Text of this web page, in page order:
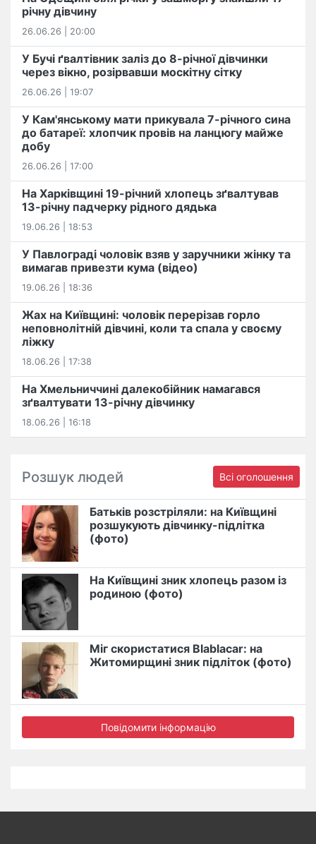
річну дівчину
26.06.26 | 20:00
У Бучі ґвалтівник заліз до 8-річної дівчинки
через вікно, розірвавши москітну сітку
26.06.26 | 19:07
У Кам'янському мати прикувала 7-річного сина
до батареї: хлопчик провів на ланцюгу майже
добу
26.06.26 | 17:00
На Харківщині 19-річний хлопець​ ️зґвалтував
13-річну падчерку рідного дядька
19.06.26 | 18:53
У Павлограді чоловік взяв у заручники жінку та
вимагав привезти кума (відео)
19.06.26 | 18:36
Жах на Київщині: чоловік перерізав горло
неповнолітній дівчині, коли та спала у своєму
ліжку
18.06.26 | 17:38
На Хмельниччині далекобійник намагався
зґвалтувати 13-річну дівчинку
18.06.26 | 16:18
Розшук людей Всі оголошення
Батьків розстріляли: на Київщині
розшукують дівчинку-підлітка
(фото)
На Київщині зник хлопець разом із
родиною (фото)
Міг скористатися Blablacar: на
Житомирщині зник підліток (фото)
Повідомити інформацію